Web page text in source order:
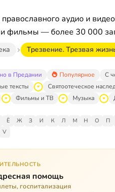
аудио и
и фильмы — более 30 000
Трезвение. Трезвая
в Предании Популярное С
тексты
Святоотеческое
Фильмы и ТВ Музыка
Ё Ж З И К Л М Н О П
V
помощь
госпитализация